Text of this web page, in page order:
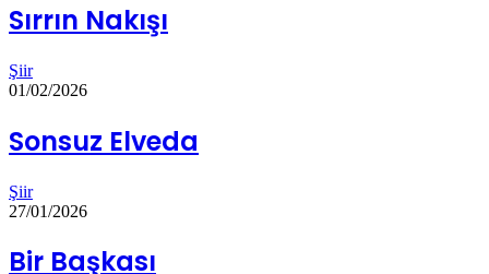
Sırrın Nakışı
Şiir
01/02/2026
Sonsuz Elveda
Şiir
27/01/2026
Bir Başkası